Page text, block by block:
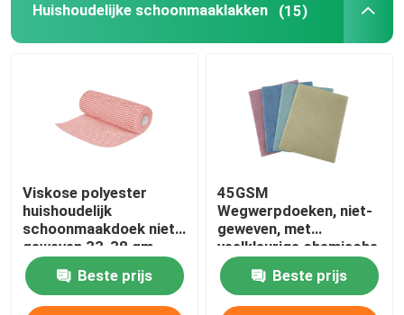
Huishoudelijke schoonmaaklakken (15)
Viskose polyester
huishoudelijk
schoonmaakdoek niet-
geweven 33-38 gm
Beste prijs
45GSM
Wegwerpdoeken, niet-
geweven, met
veelkleurige chemische
bindingen
Beste prijs